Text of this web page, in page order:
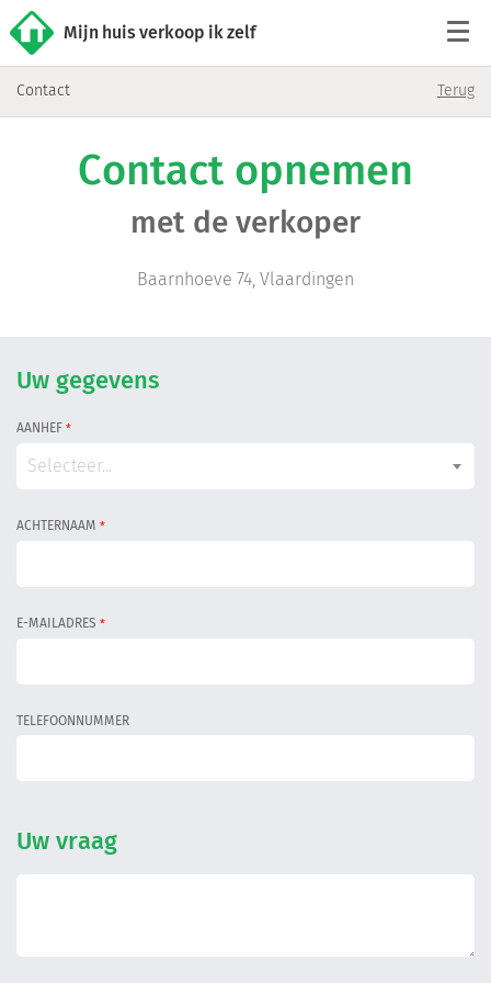
Mijn huis verkoop ik zelf
Woningaanbod
Werkwijze
Reviews
Contact Terug
Contact opnemen
met de verkoper
Baarnhoeve 74, Vlaardingen
Uw gegevens
AANHEF *
Selecteer...
ACHTERNAAM *
E-MAILADRES *
TELEFOONNUMMER
Uw vraag